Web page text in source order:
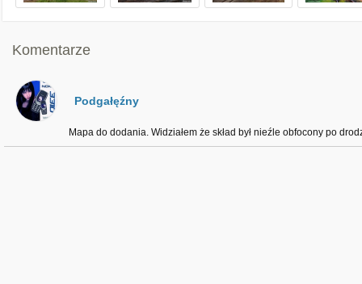
Komentarze
Podgałęźny
Mapa do dodania. Widziałem że skład był nieźle obfocony po